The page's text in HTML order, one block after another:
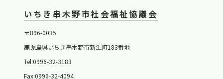
いちき串木野市社会福祉協議会
〒896-0035
鹿児島県いちき串木野市新生町183番地
Tel:0996-32-3183
Fax:0996-32-4094